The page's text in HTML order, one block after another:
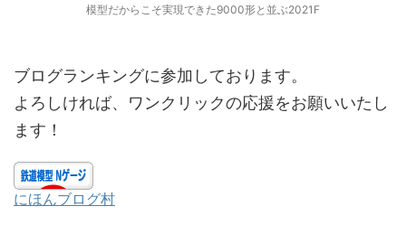
模型だからこそ実現できた9000形と並ぶ2021F
ブログランキングに参加しております。
よろしければ、ワンクリックの応援をお願いいたし
ます！
にほんブログ村